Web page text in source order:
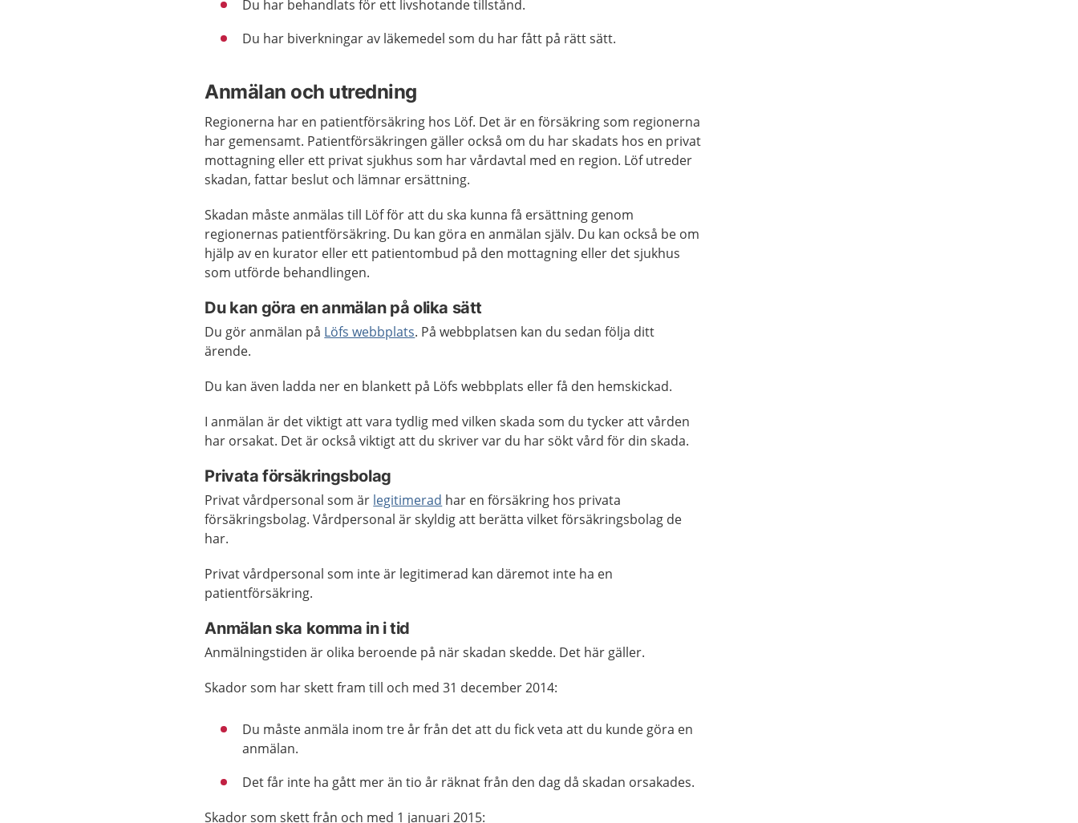
Du har behandlats för ett livshotande tillstånd.
Du har biverkningar av läkemedel som du har fått på rätt sätt.
Anmälan och utredning
Regionerna har en patientförsäkring hos Löf. Det är en försäkring som regionerna
har gemensamt. Patientförsäkringen gäller också om du har skadats hos en privat
mottagning eller ett privat sjukhus som har vårdavtal med en region. Löf utreder
skadan, fattar beslut och lämnar ersättning.
Skadan måste anmälas till Löf för att du ska kunna få ersättning genom
regionernas patientförsäkring. Du kan göra en anmälan själv. Du kan också be om
hjälp av en kurator eller ett patientombud på den mottagning eller det sjukhus
som utförde behandlingen.
Du kan göra en anmälan på olika sätt
Du gör anmälan på Löfs webbplats. På webbplatsen kan du sedan följa ditt
ärende.
Du kan även ladda ner en blankett på Löfs webbplats eller få den hemskickad.
I anmälan är det viktigt att vara tydlig med vilken skada som du tycker att vården
har orsakat. Det är också viktigt att du skriver var du har sökt vård för din skada.
Privata försäkringsbolag
Privat vårdpersonal som är legitimerad har en försäkring hos privata
försäkringsbolag. Vårdpersonal är skyldig att berätta vilket försäkringsbolag de
har.
Privat vårdpersonal som inte är legitimerad kan däremot inte ha en
patientförsäkring.
Anmälan ska komma in i tid
Anmälningstiden är olika beroende på när skadan skedde. Det här gäller.
Skador som har skett fram till och med 31 december 2014:
Du måste anmäla inom tre år från det att du fick veta att du kunde göra en
anmälan.
Det får inte ha gått mer än tio år räknat från den dag då skadan orsakades.
Skador som skett från och med 1 januari 2015: